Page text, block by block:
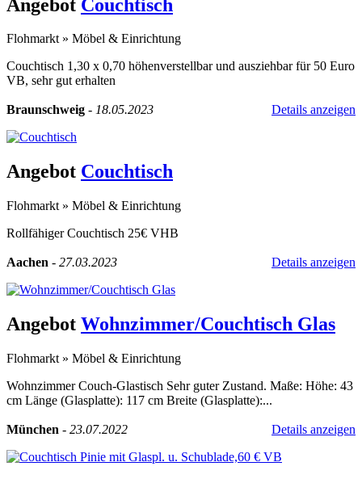
Angebot Couchtisch
Flohmarkt » Möbel & Einrichtung
Couchtisch 1,30 x 0,70 höhenverstellbar und ausziehbar für 50 Euro
VB, sehr gut erhalten
Braunschweig - 18.05.2023 Details anzeigen
Angebot Couchtisch
Flohmarkt » Möbel & Einrichtung
Rollfähiger Couchtisch 25€ VHB
Aachen - 27.03.2023 Details anzeigen
Angebot Wohnzimmer/Couchtisch Glas
Flohmarkt » Möbel & Einrichtung
Wohnzimmer Couch-Glastisch Sehr guter Zustand. Maße: Höhe: 43
cm Länge (Glasplatte): 117 cm Breite (Glasplatte):...
München - 23.07.2022 Details anzeigen